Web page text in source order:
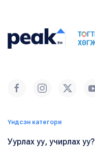
Үндсэн категори
Уурлах уу, учирлах уу?